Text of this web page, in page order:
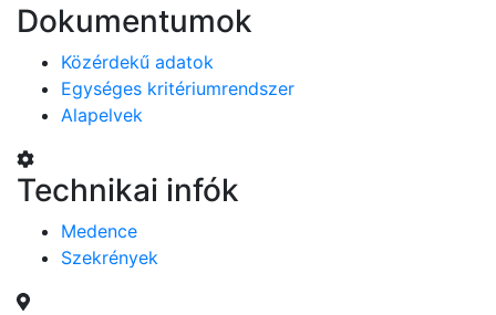
Dokumentumok
Közérdekű adatok
Egységes kritériumrendszer
Alapelvek
Technikai infók
Medence
Szekrények